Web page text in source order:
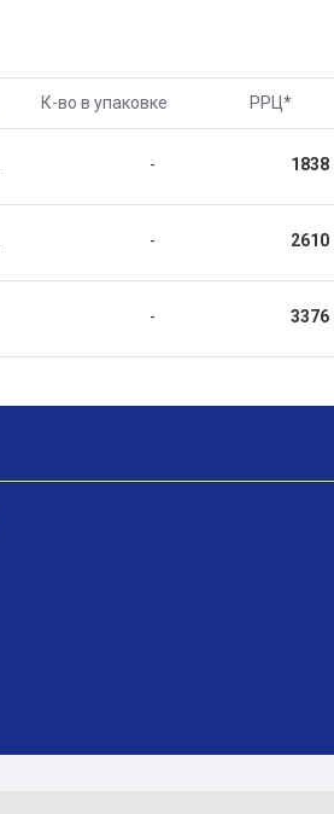
К-во в упаковке РРЦ*
- 1838
- 2610
- 3376